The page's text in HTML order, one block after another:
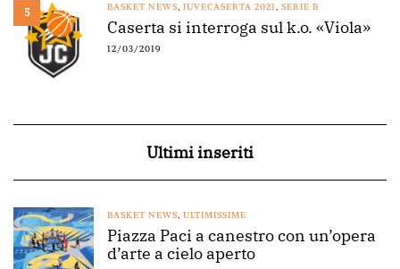
5 BASKET NEWS, JUVECASERTA 2021, SERIE B
Caserta si interroga sul k.o. «Viola»
12/03/2019
Ultimi inseriti
BASKET NEWS, ULTIMISSIME
Piazza Paci a canestro con un’opera
d’arte a cielo aperto